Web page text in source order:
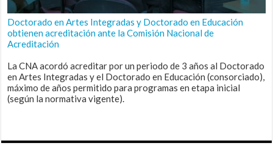
Doctorado en Artes Integradas y Doctorado en Educación
obtienen acreditación ante la Comisión Nacional de
Acreditación
La CNA acordó acreditar por un periodo de 3 años al Doctorado
en Artes Integradas y el Doctorado en Educación (consorciado),
máximo de años permitido para programas en etapa inicial
(según la normativa vigente).